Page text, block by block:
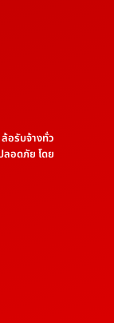
ล้อรับจ้างทั่ว
ลอดภัย โดย